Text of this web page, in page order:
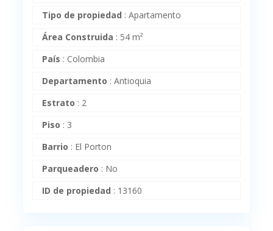
Tipo de propiedad :Apartamento
Área Construida : 54 m²
País : Colombia
Departamento :Antioquia
Estrato : 2
Piso : 3
Barrio : El Porton
Parqueadero : No
ID de propiedad : 13160